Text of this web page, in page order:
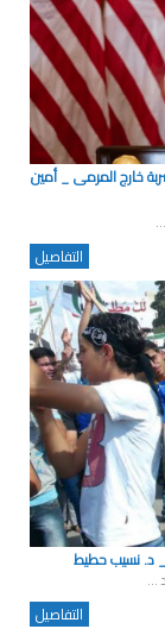
خارج المرمى _ أمين
التفاصيل
_ د. نسيب حطيط
...
التفاصيل